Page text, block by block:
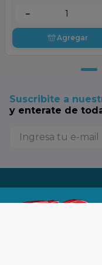
－
Agregar
Suscribite a
y enterate de